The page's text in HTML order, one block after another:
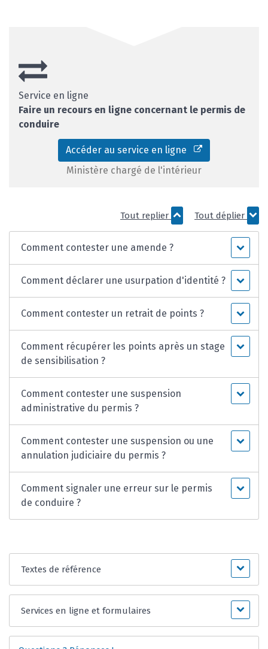
Service en ligne
Faire un recours en ligne concernant le permis de
conduire
Accéder au service en ligne
Ministère chargé de l'intérieur
Tout replier Tout déplier
Comment contester une amende ?
Comment déclarer une usurpation d'identité ?
Comment contester un retrait de points ?
Comment récupérer les points après un stage
de sensibilisation ?
Comment contester une suspension
administrative du permis ?
Comment contester une suspension ou une
annulation judiciaire du permis ?
Comment signaler une erreur sur le permis
de conduire ?
Textes de référence
Services en ligne et formulaires